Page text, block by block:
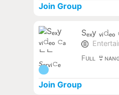
Join Group
Sₑₓy ᵥᵢ𝚍ₑₒ
Fᴜʟʟ
Join Group